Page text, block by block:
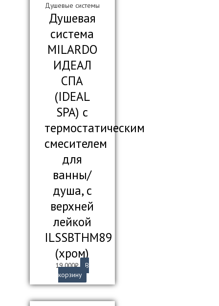
Душевые системы
Душевая
система
MILARDO
ИДЕАЛ
СПА
(IDEAL
SPA) с
термостатическим
смесителем
для
ванны/
душа, с
верхней
лейкой
ILSSBTHM89
(хром)
19 000₽
В
корзину